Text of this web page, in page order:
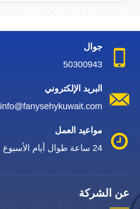
جوال
50300943
البريد الإلكتروني
info@fanysehykuwait.com
مواعيد العمل
24 ساعة طوال أيام الأسبوع
عن الشركة